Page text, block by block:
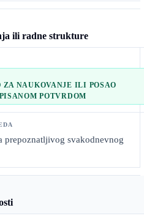
ili radne strukture
ZA NAUKOVANJE ILI POSAO
POTVRDOM
prepoznatljivog svakodnevnog